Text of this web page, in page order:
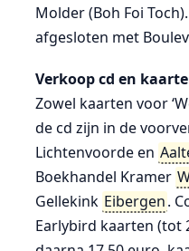
Molder (Boh Foi
afgesloten met
Verkoop cd en
Zowel kaarten voor
de cd zijn in de
Lichtenvoorde en
Boekhandel Kramer
Gellekink Eibergen.
Earlybird kaarten (tot